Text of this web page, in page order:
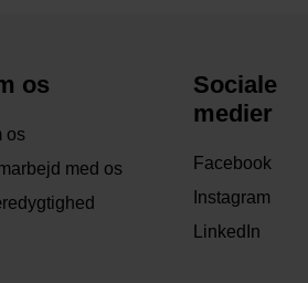
os
os
med os
Sociale
medier
Facebook
Instagram
LinkedIn